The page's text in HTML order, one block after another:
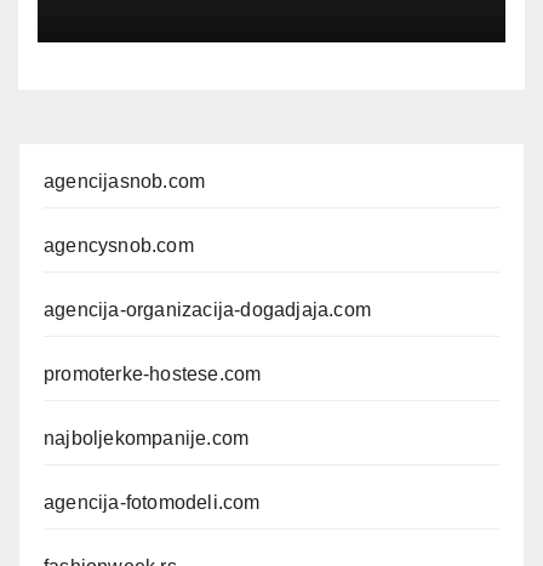
agencijasnob.com
agencysnob.com
agencija-organizacija-dogadjaja.com
promoterke-hostese.com
najboljekompanije.com
agencija-fotomodeli.com